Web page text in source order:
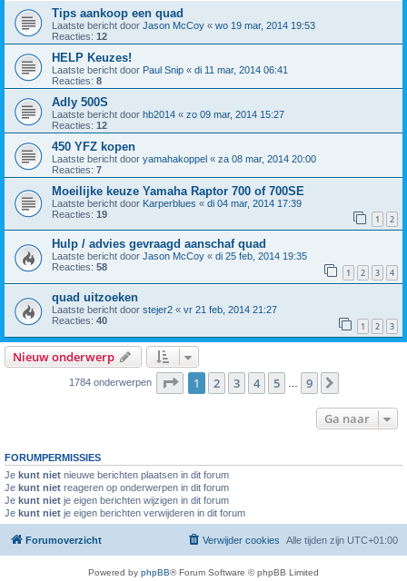
Tips aankoop een quad
Laatste bericht door Jason McCoy « wo 19 mar, 2014 19:53
Reacties: 12
HELP Keuzes!
Laatste bericht door Paul Snip « di 11 mar, 2014 06:41
Reacties: 8
Adly 500S
Laatste bericht door hb2014 « zo 09 mar, 2014 15:27
Reacties: 12
450 YFZ kopen
Laatste bericht door yamahakoppel « za 08 mar, 2014 20:00
Reacties: 7
Moeilijke keuze Yamaha Raptor 700 of 700SE
Laatste bericht door Karperblues « di 04 mar, 2014 17:39
Reacties: 19 1 2
Hulp / advies gevraagd aanschaf quad
Laatste bericht door Jason McCoy « di 25 feb, 2014 19:35
Reacties: 58 1 2 3 4
quad uitzoeken
Laatste bericht door stejer2 « vr 21 feb, 2014 21:27
Reacties: 40 1 2 3
Nieuw onderwerp
1784 onderwerpen Pagina van 9
1 2 3 4 5 9
Ga naar
FORUMPERMISSIES
Je kunt niet nieuwe berichten plaatsen in dit forum
Je kunt niet reageren op onderwerpen in dit forum
Je kunt niet je eigen berichten wijzigen in dit forum
Je kunt niet je eigen berichten verwijderen in dit forum
Forumoverzicht Alle tijden zijn UTC+01:00
Verwijder cookies
Powered by phpBB® Forum Software © phpBB Limited